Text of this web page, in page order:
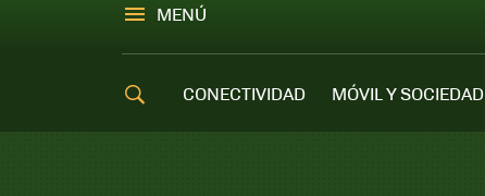
MENÚ
CONECTIVIDAD MÓVIL Y SOCIEDAD